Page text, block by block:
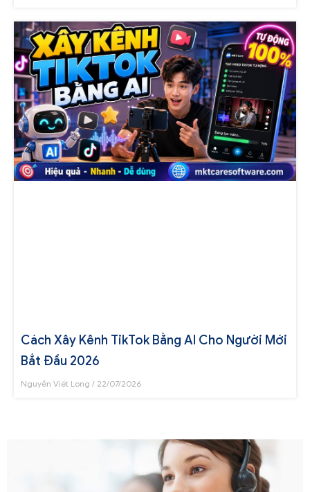
Cách Xây Kênh TikTok Bằng AI Cho Người Mới
Bắt Đầu 2026
Nguyễn Viết Long 22/07/2026